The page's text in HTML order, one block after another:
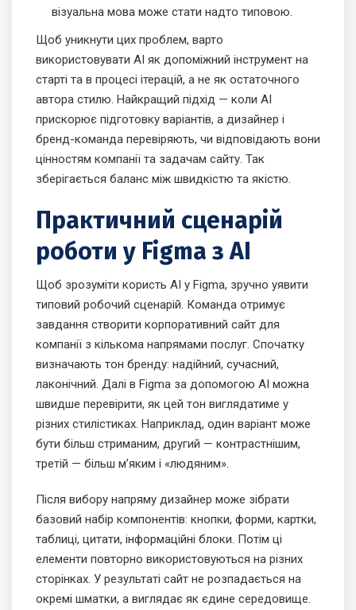
візуальна мова може стати надто типовою.
Щоб уникнути цих проблем, варто
використовувати AI як допоміжний інструмент на
старті та в процесі ітерацій, а не як остаточного
автора стилю. Найкращий підхід — коли AI
прискорює підготовку варіантів, а дизайнер і
бренд-команда перевіряють, чи відповідають вони
цінностям компанії та задачам сайту. Так
зберігається баланс між швидкістю та якістю.
Практичний сценарій
роботи у Figma з AI
Щоб зрозуміти користь AI у Figma, зручно уявити
типовий робочий сценарій. Команда отримує
завдання створити корпоративний сайт для
компанії з кількома напрямами послуг. Спочатку
визначають тон бренду: надійний, сучасний,
лаконічний. Далі в Figma за допомогою AI можна
швидше перевірити, як цей тон виглядатиме у
різних стилістиках. Наприклад, один варіант може
бути більш стриманим, другий — контрастнішим,
третій — більш м’яким і «людяним».
Після вибору напряму дизайнер може зібрати
базовий набір компонентів: кнопки, форми, картки,
таблиці, цитати, інформаційні блоки. Потім ці
елементи повторно використовуються на різних
сторінках. У результаті сайт не розпадається на
окремі шматки, а виглядає як єдине середовище.